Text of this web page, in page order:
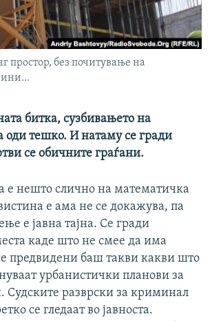
простор, без почитување на
битка, сузбивањето на
оди тешко. И натаму се гради
се обичните граѓани.
е нешто слично на математичка
е ама не се докажува, па
е јавна тајна. Се гради
каде што не смее да има
предвидени баш такви какви што
урбанистички планови за
Судските разврски за криминал
се гледаат во јавноста.